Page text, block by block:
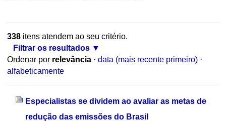
338itens atendem ao seu critério.
Filtrar os resultados
Ordenar por relevância · data (mais recente primeiro) ·
alfabeticamente
Especialistas se dividem ao avaliar as metas de
redução das emissões do Brasil